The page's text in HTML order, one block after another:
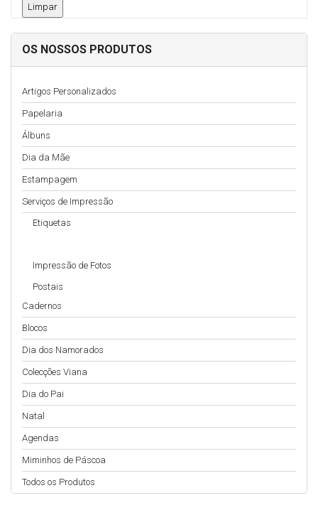
Limpar
OS NOSSOS PRODUTOS
Artigos Personalizados
Papelaria
Álbuns
Dia da Mãe
Estampagem
Serviços de Impressão
Etiquetas
Impressão de Fotos
Postais
Cadernos
Blocos
Dia dos Namorados
Colecções Viana
Dia do Pai
Natal
Agendas
Miminhos de Páscoa
Todos os Produtos